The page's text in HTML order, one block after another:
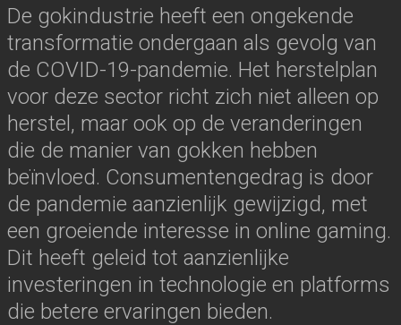
De gokindustrie heeft een ongekende
transformatie ondergaan als gevolg van
de COVID-19-pandemie. Het herstelplan
voor deze sector richt zich niet alleen op
herstel, maar ook op de veranderingen
die de manier van gokken hebben
beïnvloed. Consumentengedrag is door
de pandemie aanzienlijk gewijzigd, met
een groeiende interesse in online gaming.
Dit heeft geleid tot aanzienlijke
investeringen in technologie en platforms
die betere ervaringen bieden.